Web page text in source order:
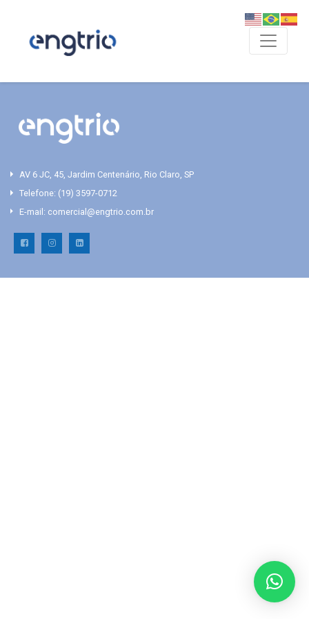
AV 6 JC, 45, Jardim Centenário, Rio Claro, SP
Telefone: (19) 3597-0712
E-mail: comercial@engtrio.com.br